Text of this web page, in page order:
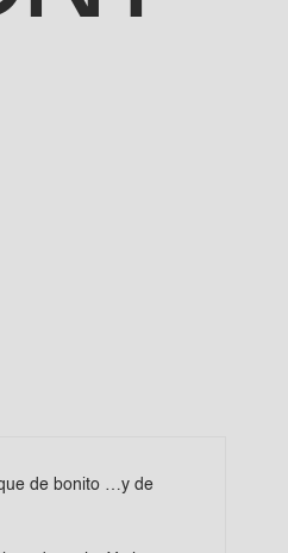
de bonito …y de